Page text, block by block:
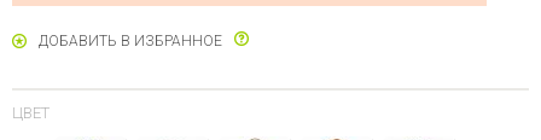
ДОБАВИТЬ В ИЗБРАННОЕ
ЦВЕТ